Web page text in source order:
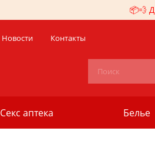
📦💨
Новости Контакты
Секс аптека Белье